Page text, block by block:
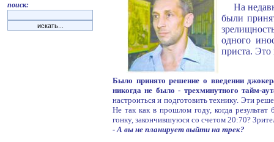
поиск:
На
были
одного
приста. Это
Было принято решение о введении
никогда не было - трехминутного тайм-
настроиться и подготовить технику. Эти
Не так как в прошлом году, когда
гонку, закончившуюся со счетом 20:70?
- А вы не планирует выйти на трек?